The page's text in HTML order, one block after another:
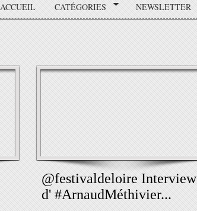
ACCUEIL CATÉGORIES NEWSLETTER
@festivaldeloire Interview
d' #ArnaudMéthivier...